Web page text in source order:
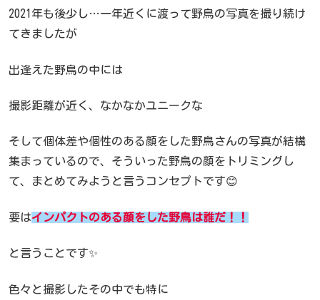
2021年も後少し…一年近くに渡って野鳥の写真を撮り続け
てきましたが
出逢えた野鳥の中には
撮影距離が近く、なかなかユニークな
そして個体差や個性のある顔をした野鳥さんの写真が結構
集まっているので、そういった野鳥の顔をトリミングし
て、まとめてみようと言うコンセプトです😊
要はインパクトのある顔をした野鳥は誰だ！！
と言うことです✨
色々と撮影したその中でも特に